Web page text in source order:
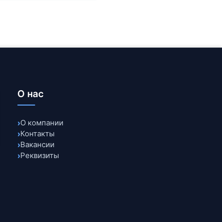
О нас
О компании
Контакты
Вакансии
Реквизиты